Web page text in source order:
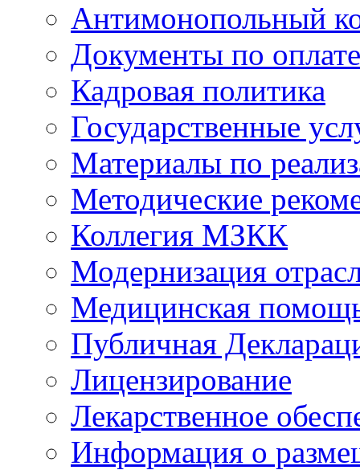
Антимонопольный
Документы по
Кадровая политика
Государственные
Материалы по
Методические
Коллегия МЗКК
Модернизация
Медицинская
Публичная
Лицензирование
Лекарственное
Информация о